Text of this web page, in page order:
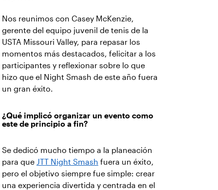
Nos reunimos con Casey McKenzie,
gerente del equipo juvenil de tenis de la
USTA Missouri Valley, para repasar los
momentos más destacados, felicitar a los
participantes y reflexionar sobre lo que
hizo que el Night Smash de este año fuera
un gran éxito.
¿Qué implicó organizar un evento como
este de principio a fin?
Se dedicó mucho tiempo a la planeación
para que JTT Night Smash fuera un éxito,
pero el objetivo siempre fue simple: crear
una experiencia divertida y centrada en el